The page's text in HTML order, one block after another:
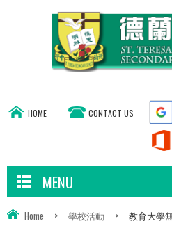
HOME CONTACT US
MENU
Home > 學校活動 > 教育大學